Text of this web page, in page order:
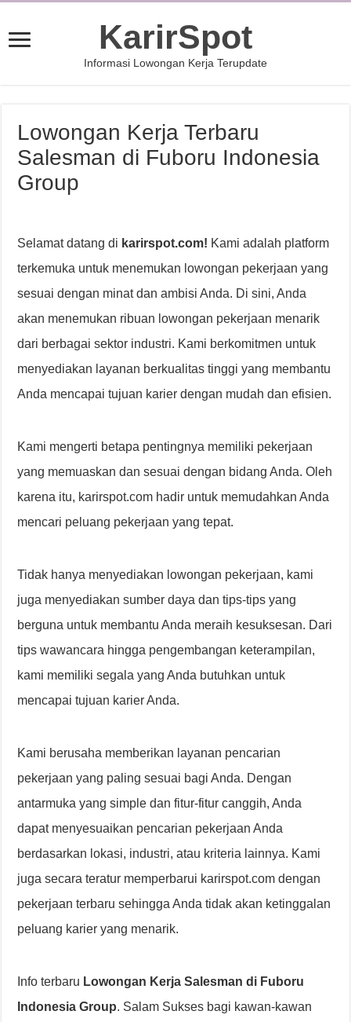
KarirSpot
Informasi Lowongan Kerja Terupdate
Lowongan Kerja Terbaru
Salesman di Fuboru Indonesia
Group
Selamat datang di karirspot.com! Kami adalah platform
terkemuka untuk menemukan lowongan pekerjaan yang
sesuai dengan minat dan ambisi Anda. Di sini, Anda
akan menemukan ribuan lowongan pekerjaan menarik
dari berbagai sektor industri. Kami berkomitmen untuk
menyediakan layanan berkualitas tinggi yang membantu
Anda mencapai tujuan karier dengan mudah dan efisien.
Kami mengerti betapa pentingnya memiliki pekerjaan
yang memuaskan dan sesuai dengan bidang Anda. Oleh
karena itu, karirspot.com hadir untuk memudahkan Anda
mencari peluang pekerjaan yang tepat.
Tidak hanya menyediakan lowongan pekerjaan, kami
juga menyediakan sumber daya dan tips-tips yang
berguna untuk membantu Anda meraih kesuksesan. Dari
tips wawancara hingga pengembangan keterampilan,
kami memiliki segala yang Anda butuhkan untuk
mencapai tujuan karier Anda.
Kami berusaha memberikan layanan pencarian
pekerjaan yang paling sesuai bagi Anda. Dengan
antarmuka yang simple dan fitur-fitur canggih, Anda
dapat menyesuaikan pencarian pekerjaan Anda
berdasarkan lokasi, industri, atau kriteria lainnya. Kami
juga secara teratur memperbarui karirspot.com dengan
pekerjaan terbaru sehingga Anda tidak akan ketinggalan
peluang karier yang menarik.
Info terbaru Lowongan Kerja Salesman di Fuboru
Indonesia Group. Salam Sukses bagi kawan-kawan